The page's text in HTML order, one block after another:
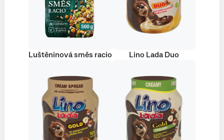
Luštěninová směs racio Lino Lada Duo